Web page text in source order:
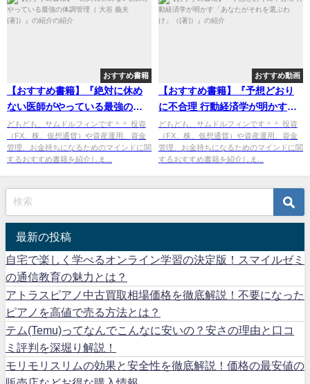
おすすめ書籍
【おすすめ書籍】『絶対に休め
ない医師がやっている最強の体
調管理（ 大谷 義夫[著]）』の紹
介の紹介
どもども、サムドルフィンです＾＾ 投資
（FX、株、仮想通貨）や資産運用、資金
管理、お金持ちになるためのマインドに関
するおすすめ書籍を紹介しま...
おすすめ動画
【おすすめ書籍】『予想どおり
に不合理 行動経済学が明かす
「あなたがそれを選ぶわけ」
（[著]）』の紹介
どもども、サムドルフィンです＾＾ 投資
（FX、株、仮想通貨）や資産運用、資金
管理、お金持ちになるためのマインドに関
するおすすめ書籍を紹介しま...
最新の投稿
自宅で楽しく学べるオンライン学習の決定版！スマイルゼミ
の通信教育の魅力とは？
アトラスピアノ中古買取相場価格を徹底解説！不要になった
ピアノを高値で売る方法とは？
テム(Temu)ってなんでこんなに安いの？安さの理由と口コ
ミ評判を深堀り解説！
モリモリスリムの効果と安全性を徹底解説！価格の最安値の